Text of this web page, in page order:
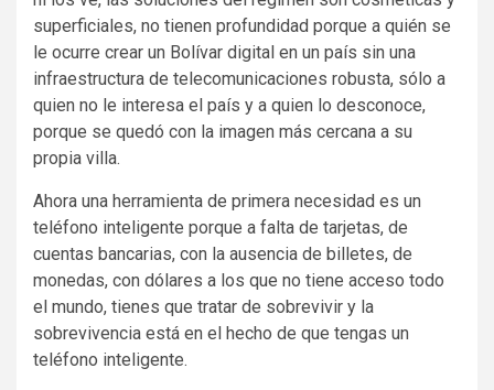
superficiales, no tienen profundidad porque a quién se
le ocurre crear un Bolívar digital en un país sin una
infraestructura de telecomunicaciones robusta, sólo a
quien no le interesa el país y a quien lo desconoce,
porque se quedó con la imagen más cercana a su
propia villa.
Ahora una herramienta de primera necesidad es un
teléfono inteligente porque a falta de tarjetas, de
cuentas bancarias, con la ausencia de billetes, de
monedas, con dólares a los que no tiene acceso todo
el mundo, tienes que tratar de sobrevivir y la
sobrevivencia está en el hecho de que tengas un
teléfono inteligente.